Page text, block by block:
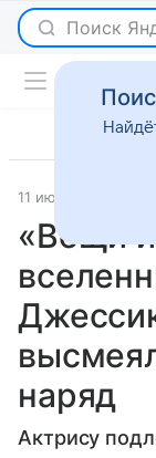
Поиск
11 июня 2024
«Вещи
наряд
Актрису